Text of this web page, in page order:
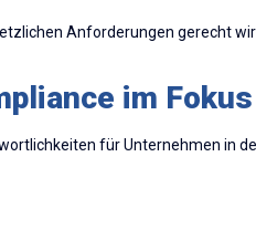
Anforderungen gerecht
im Fokus
für Unternehmen in